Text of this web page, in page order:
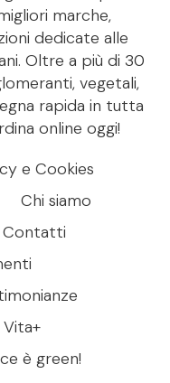
marche,
dedicate alle
Oltre a più di 30
vegetali,
rapida in tutta
online oggi!
e Cookies
Chi siamo
Contatti
è green!